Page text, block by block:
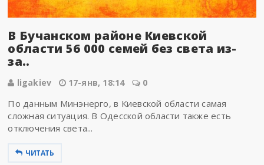
В Бучанском районе Киевской
области 56 000 семей без света из-
за..
ligakiev 17-янв, 18:14 0
По данным Минэнерго, в Киевской области самая
сложная ситуация. В Одесской области также есть
отключения света...
ЧИТАТЬ